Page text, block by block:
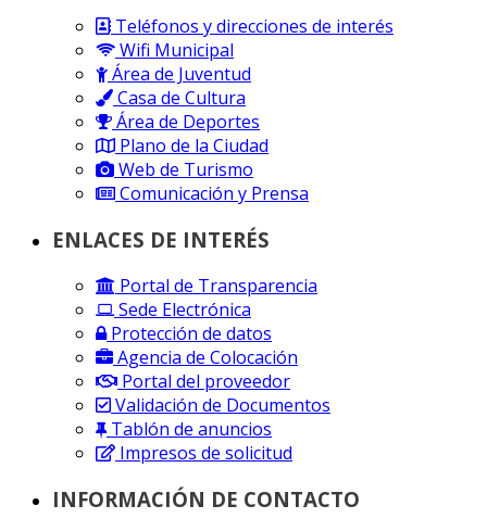
Teléfonos y direcciones de interés
Wifi Municipal
Área de Juventud
Casa de Cultura
Área de Deportes
Plano de la Ciudad
Web de Turismo
Comunicación y Prensa
ENLACES DE INTERÉS
Portal de Transparencia
Sede Electrónica
Protección de datos
Agencia de Colocación
Portal del proveedor
Validación de Documentos
Tablón de anuncios
Impresos de solicitud
INFORMACIÓN DE CONTACTO